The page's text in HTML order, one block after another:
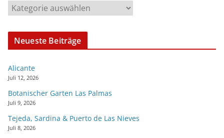
Neueste Beiträge
Alicante
Juli 12, 2026
Botanischer Garten Las Palmas
Juli 9, 2026
Tejeda, Sardina & Puerto de Las Nieves
Juli 8, 2026